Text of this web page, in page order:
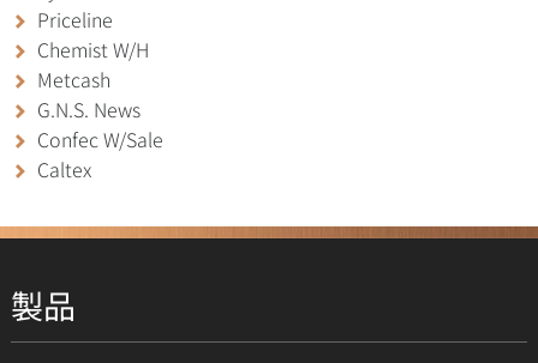
Priceline
Chemist W/H
Metcash
G.N.S. News
Confec W/Sale
Caltex
製品